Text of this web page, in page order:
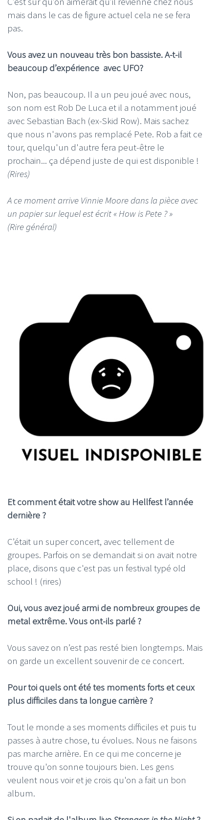
mais dans le cas de figure actuel cela ne se fera
pas.
Vous avez un nouveau très bon bassiste. A-t-il
beaucoup d’expérience avec UFO?
Non, pas beaucoup. Il a un peu joué avec nous,
son nom est Rob De Luca et il a notamment joué
avec Sebastian Bach (ex-Skid Row). Mais sachez
que nous n'avons pas remplacé Pete. Rob a fait ce
tour, quelqu'un d'autre fera peut-être le
prochain... ça dépend juste de qui est disponible !
(Rires)
A ce moment arrive Vinnie Moore dans la pièce avec
un papier sur lequel est écrit « How is Pete ? »
(Rire général)
Et comment était votre show au Hellfest l’année
dernière ?
C’était un super concert, avec tellement de
groupes. Parfois on se demandait si on avait notre
place, disons que c'est pas un festival typé old
school ! (rires)
Oui, vous avez joué armi de nombreux groupes de
metal extrême. Vous ont-ils parlé ?
Vous savez on n’est pas resté bien longtemps. Mais
on garde un excellent souvenir de ce concert.
Pour toi quels ont été tes moments forts et ceux
plus difficiles dans ta longue carrière ?
Tout le monde a ses moments difficiles et puis tu
passes à autre chose, tu évolues. Nous ne faisons
pas marche arrière. En ce qui me concerne je
trouve qu'on sonne toujours bien. Les gens
veulent nous voir et je crois qu'on a fait un bon
album.